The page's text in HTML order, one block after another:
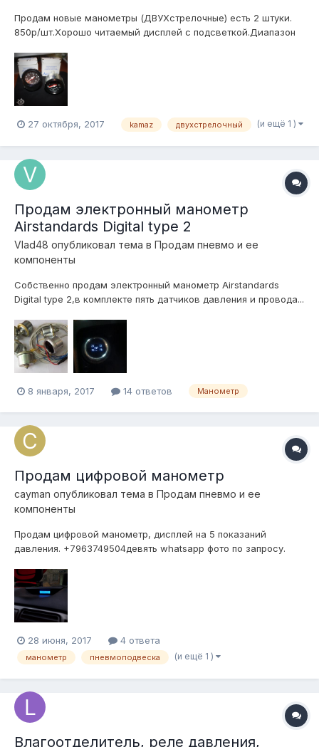
Продам новые манометры (ДВУХстрелочные) есть 2 штуки.
850р/шт.Хорошо читаемый дисплей с подсветкой.Диапазон
бар)Присоединительный размер под фитинг:
М10х1Посадочный диаметр кожуха, мм: 60Московская обл.
Отправлю транспортной или почтой как вам удобнее.
Можете...
27 октября, 2017
kamaz двухстрелочный (и ещё 1 )
Продам электронный манометр
Airstandards Digital type 2
Vlad48 опубликовал тема в Продам пневмо и ее
компоненты
Собственно продам электронный манометр Airstandards
Digital type 2,в комплекте пять датчиков давления и провода...
работоспособность... Цена обсуждаема
8 января, 2017 14 ответов Манометр
Продам цифровой манометр
cayman опубликовал тема в Продам пневмо и ее
компоненты
Продам цифровой манометр, дисплей на 5 показаний
давления. +7963749504девять whatsapp фото по запросу.
28 июня, 2017 4 ответа
манометр пневмоподвеска (и ещё 1 )
Влагоотделитель, реле давления,